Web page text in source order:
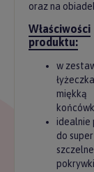
oraz na
Właściwości
produktu:
w
miękką
idealnie
do super
pokrywki